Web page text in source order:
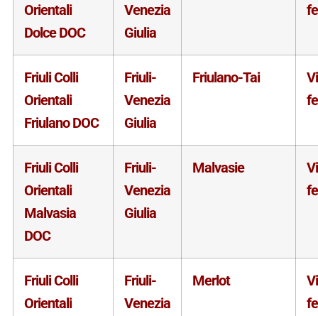
Orientali
Dolce DOC
Venezia
Giulia
Friuli Colli
Orientali
Friulano DOC
Friuli-
Venezia
Giulia
Friulano-Tai
Friuli Colli
Orientali
Malvasia
DOC
Friuli-
Venezia
Giulia
Malvasie
Friuli Colli
Orientali
Friuli-
Venezia
Merlot